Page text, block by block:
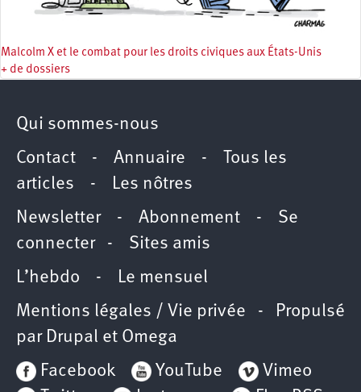
Malcolm X et le combat pour les droits civiques aux États-Unis
+ de dossiers
Qui sommes-nous
Contact - Annuaire -
Tous les
articles - Les nôtres
Newsletter- Abonnement - Se
connecter- Sites amis
L’hebdo - Le mensuel
Mentions légales / Vie privée - Propulsé
par Drupal et Omega
Facebook
YouTube
Vimeo